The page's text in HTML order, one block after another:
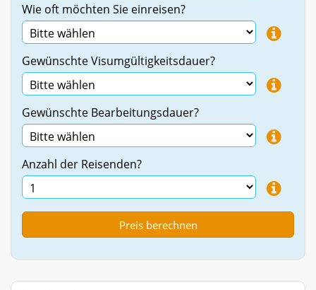
Wie oft möchten Sie einreisen?
Gewünschte Visumgültigkeitsdauer?
Gewünschte Bearbeitungsdauer?
Anzahl der Reisenden?